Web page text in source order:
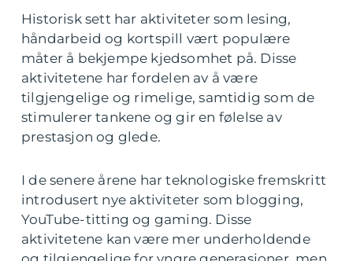
Historisk sett har aktiviteter som lesing,
håndarbeid og kortspill vært populære
måter å bekjempe kjedsomhet på. Disse
aktivitetene har fordelen av å være
tilgjengelige og rimelige, samtidig som de
stimulerer tankene og gir en følelse av
prestasjon og glede.
I de senere årene har teknologiske fremskritt
introdusert nye aktiviteter som blogging,
YouTube-titting og gaming. Disse
aktivitetene kan være mer underholdende